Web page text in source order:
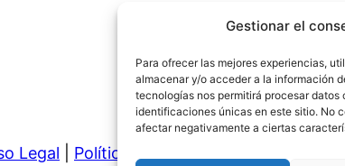
Gestionar el
Para ofrecer las mejores experiencias,
almacenar y/o acceder a la información
tecnologías nos permitirá procesar
identificaciones únicas en este sitio. No
afectar negativamente a ciertas
Legal Política de Privacidad